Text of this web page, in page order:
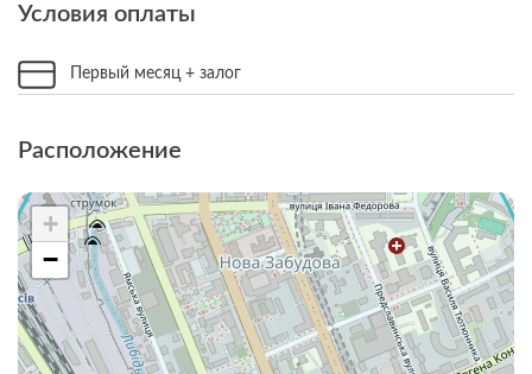
Условия оплаты
Первый месяц + залог
Расположение
+
−